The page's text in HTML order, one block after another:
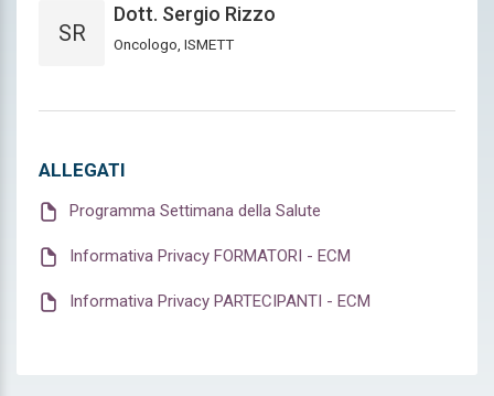
SR
Dott. Sergio Rizzo
Oncologo, ISMETT
ALLEGATI
Programma Settimana della Salute
Informativa Privacy FORMATORI - ECM
Informativa Privacy PARTECIPANTI - ECM